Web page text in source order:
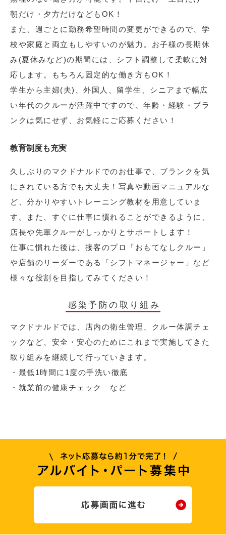
朝だけ・夕方だけなどもOK！
また、週ごとに勤務希望時間の変更ができるので、学
校や家庭と両立もしやすいのが魅力。お子様の長期休
み(夏休みなど)の期間には、シフト調整して柔軟に対
応します。もちろん固定的な働き方もOK！
学生から主婦(夫)、外国人、留学生、シニアまで幅広
い年代のクルーが活躍中ですので、年齢・経験・ブラ
ンクは気にせず、お気軽にご応募ください！
教育制度も充実
久しぶりのマクドナルドでのお仕事で、ブランクを気
にされている方でも大丈夫！写真や動画マニュアルな
ど、分かりやすいトレーニング教材を用意していま
す。また、すぐに仕事に慣れることができるように、
店長や先輩クルーがしっかりとサポートします！
仕事に慣れた後は、接客のプロ「おもてなしクルー」
や店舗のリーダーである「シフトマネージャー」など
様々な役割を目指してみてください！
感染予防の取り組み
マクドナルドでは、店内の衛生管理、クルー体調チェ
ックなど、安全・安心のためにこれまで実施してきた
取り組みを継続して行っていきます。
・最低1時間に1度の手洗い徹底
・就業前の健康チェック など